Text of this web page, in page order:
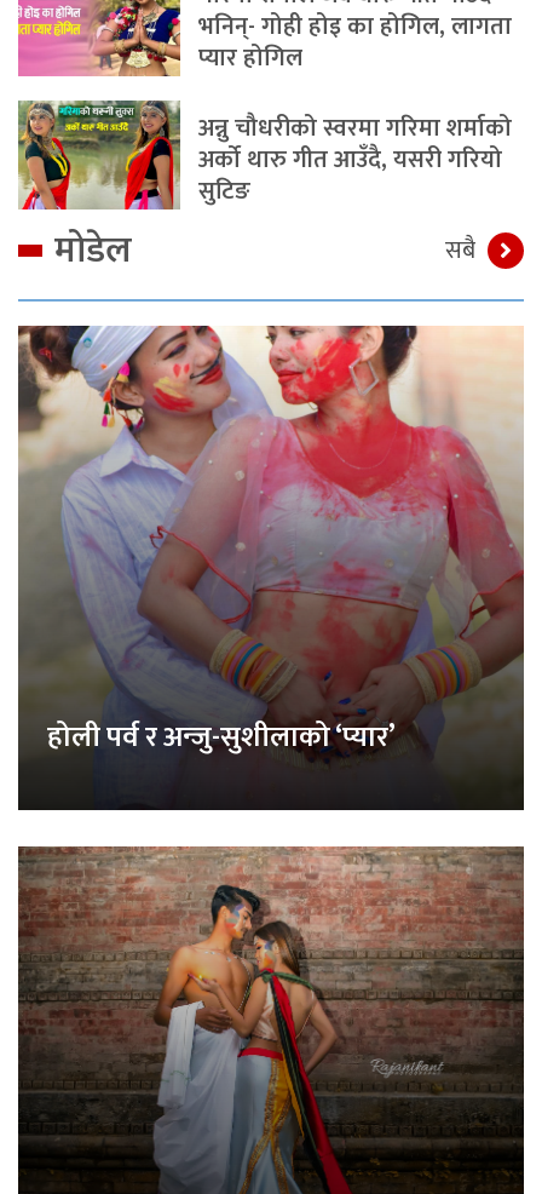
भनिन्- गोही होइ का होगिल, लागता
प्यार होगिल
अन्नु चौधरीको स्वरमा गरिमा शर्माको
अर्को थारु गीत आउँदै, यसरी गरियो
सुटिङ
मोडेल सबै
होली पर्व र अन्जु-सुशीलाको ‘प्यार’